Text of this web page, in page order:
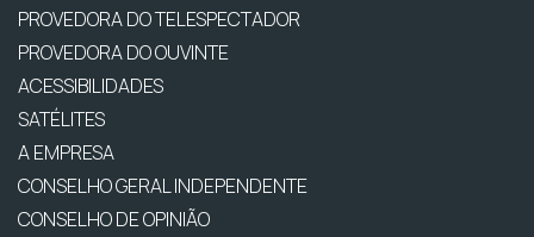
PROVEDORA DO TELESPECTADOR
PROVEDORA DO OUVINTE
ACESSIBILIDADES
SATÉLITES
A EMPRESA
CONSELHO GERAL INDEPENDENTE
CONSELHO DE OPINIÃO